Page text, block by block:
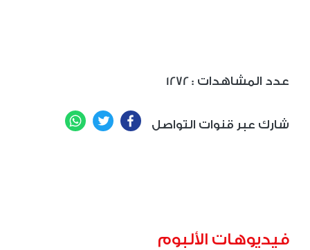
1272 : عدد المشاهدات
شارك عبر قنوات التواصل Facebook
Twitter
فيديوهات الألبوم